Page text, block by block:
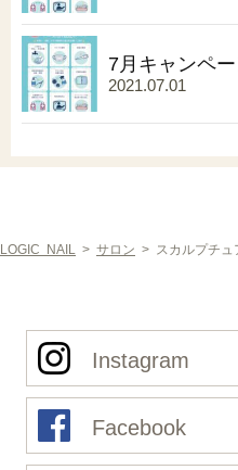
7月キャンペ
2021.07.01
LOGIC NAIL > サロン > スカルプチュ
Instagram
Facebook